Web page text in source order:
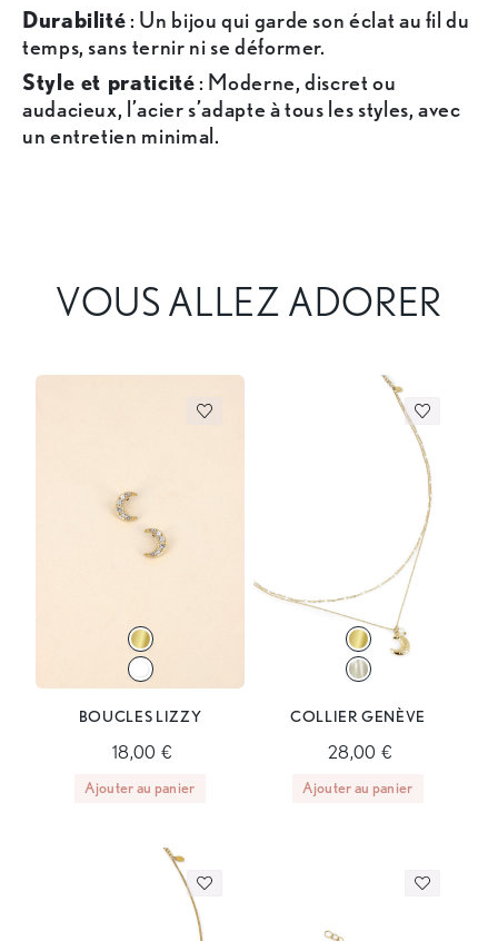
Durabilité : Un bijou qui garde son éclat au fil du
temps, sans ternir ni se déformer.
Style et praticité : Moderne, discret ou
audacieux, l’acier s’adapte à tous les styles, avec
un entretien minimal.
VOUS ALLEZ ADORER
BOUCLES LIZZY
18,00 €
Ajouter au panier
COLLIER GENÈVE
28,00 €
Ajouter au panier